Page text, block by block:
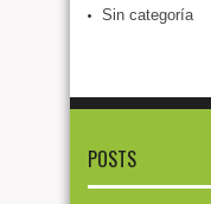
Sin categoría
POSTS